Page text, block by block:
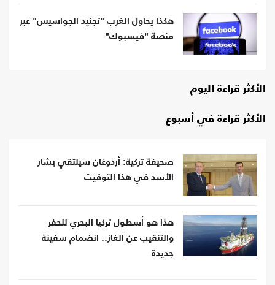
هكذا يحاول الغرب "تجنيد الجواسيس" عبر
منصة "فيسبوك"
الأكثر قراءة اليوم
الأكثر قراءة في أسبوع
صحيفة تركية: أردوغان سيلتقي بشار
الأسد في هذا التوقيت
هذا هو أسطول تركيا البحري للحفر
والتنقيب عن الغاز.. انضمام سفينة
جديدة